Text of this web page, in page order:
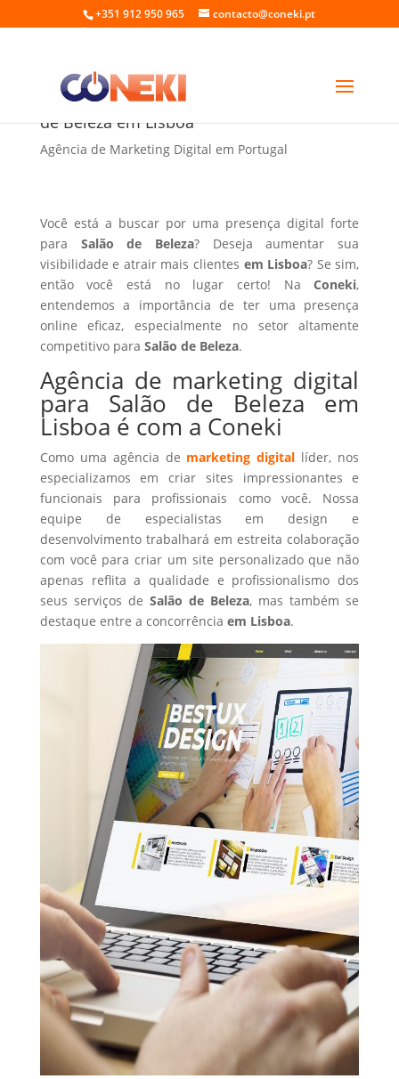
+351 912 950 965 contacto@coneki.pt
Agência de marketing digital para Salão
de Beleza em Lisboa
Agência de Marketing Digital em Portugal
Você está a buscar por uma presença digital forte
para Salão de Beleza? Deseja aumentar sua
visibilidade e atrair mais clientes em Lisboa? Se sim,
então você está no lugar certo! NaConeki,
entendemos a importância de ter uma presença
online eficaz, especialmente no setor altamente
competitivo para Salão de Beleza.
Agência de marketing digital
para Salão de Beleza em
Lisboa é com a Coneki
Como uma agência de marketing digital líder, nos
especializamos em criar sites impressionantes e
funcionais para profissionais como você. Nossa
equipe de especialistas em design e
desenvolvimento trabalhará em estreita colaboração
com você para criar um site personalizado que não
apenas reflita a qualidade e profissionalismo dos
seus serviços de Salão de Beleza, mas também se
destaque entre a concorrência em Lisboa.